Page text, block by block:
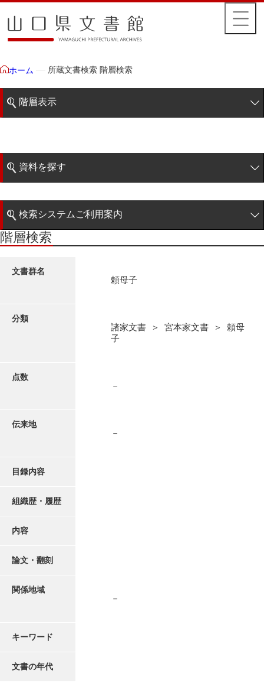
ホーム 所蔵文書検索 階層検索
階層表示
藩政文書
特定歴史公文書
諸家文書
阿武家文書(美祢市２)
資料を探す
階層検索
検索システムご利用案内
検索システムの利用について
更新履歴
階層検索
文書群名
頼母子
分類
諸家文書 ＞ 宮本家文書 ＞ 頼母
子
点数
－
伝来地
－
目録内容
組織歴・履歴
内容
論文・翻刻
関係地域
－
キーワード
文書の年代